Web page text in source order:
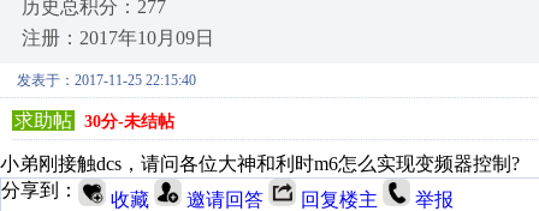
历史总积分：277
注册：2017年10月09日
发表于：2017-11-25 22:15:40
求助帖 30分-未结帖
小弟刚接触dcs，请问各位大神和利时m6怎么实现变频器控制?
分享到：
收藏 邀请回答 回复楼主 举报